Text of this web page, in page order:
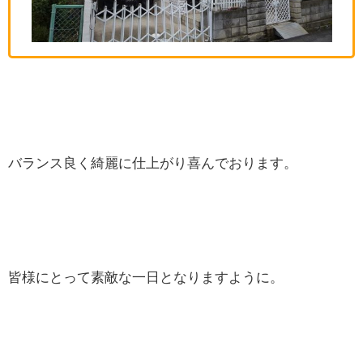
バランス良く綺麗に仕上がり喜んでおります。
皆様にとって素敵な一日となりますように。